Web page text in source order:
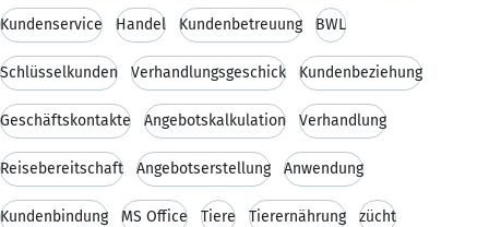
Kundenservice Handel Kundenbetreuung BWL
Schlüsselkunden Verhandlungsgeschick Kundenbeziehung
Geschäftskontakte Angebotskalkulation Verhandlung
Reisebereitschaft Angebotserstellung Anwendung
Kundenbindung MS Office Tiere Tierernährung zücht